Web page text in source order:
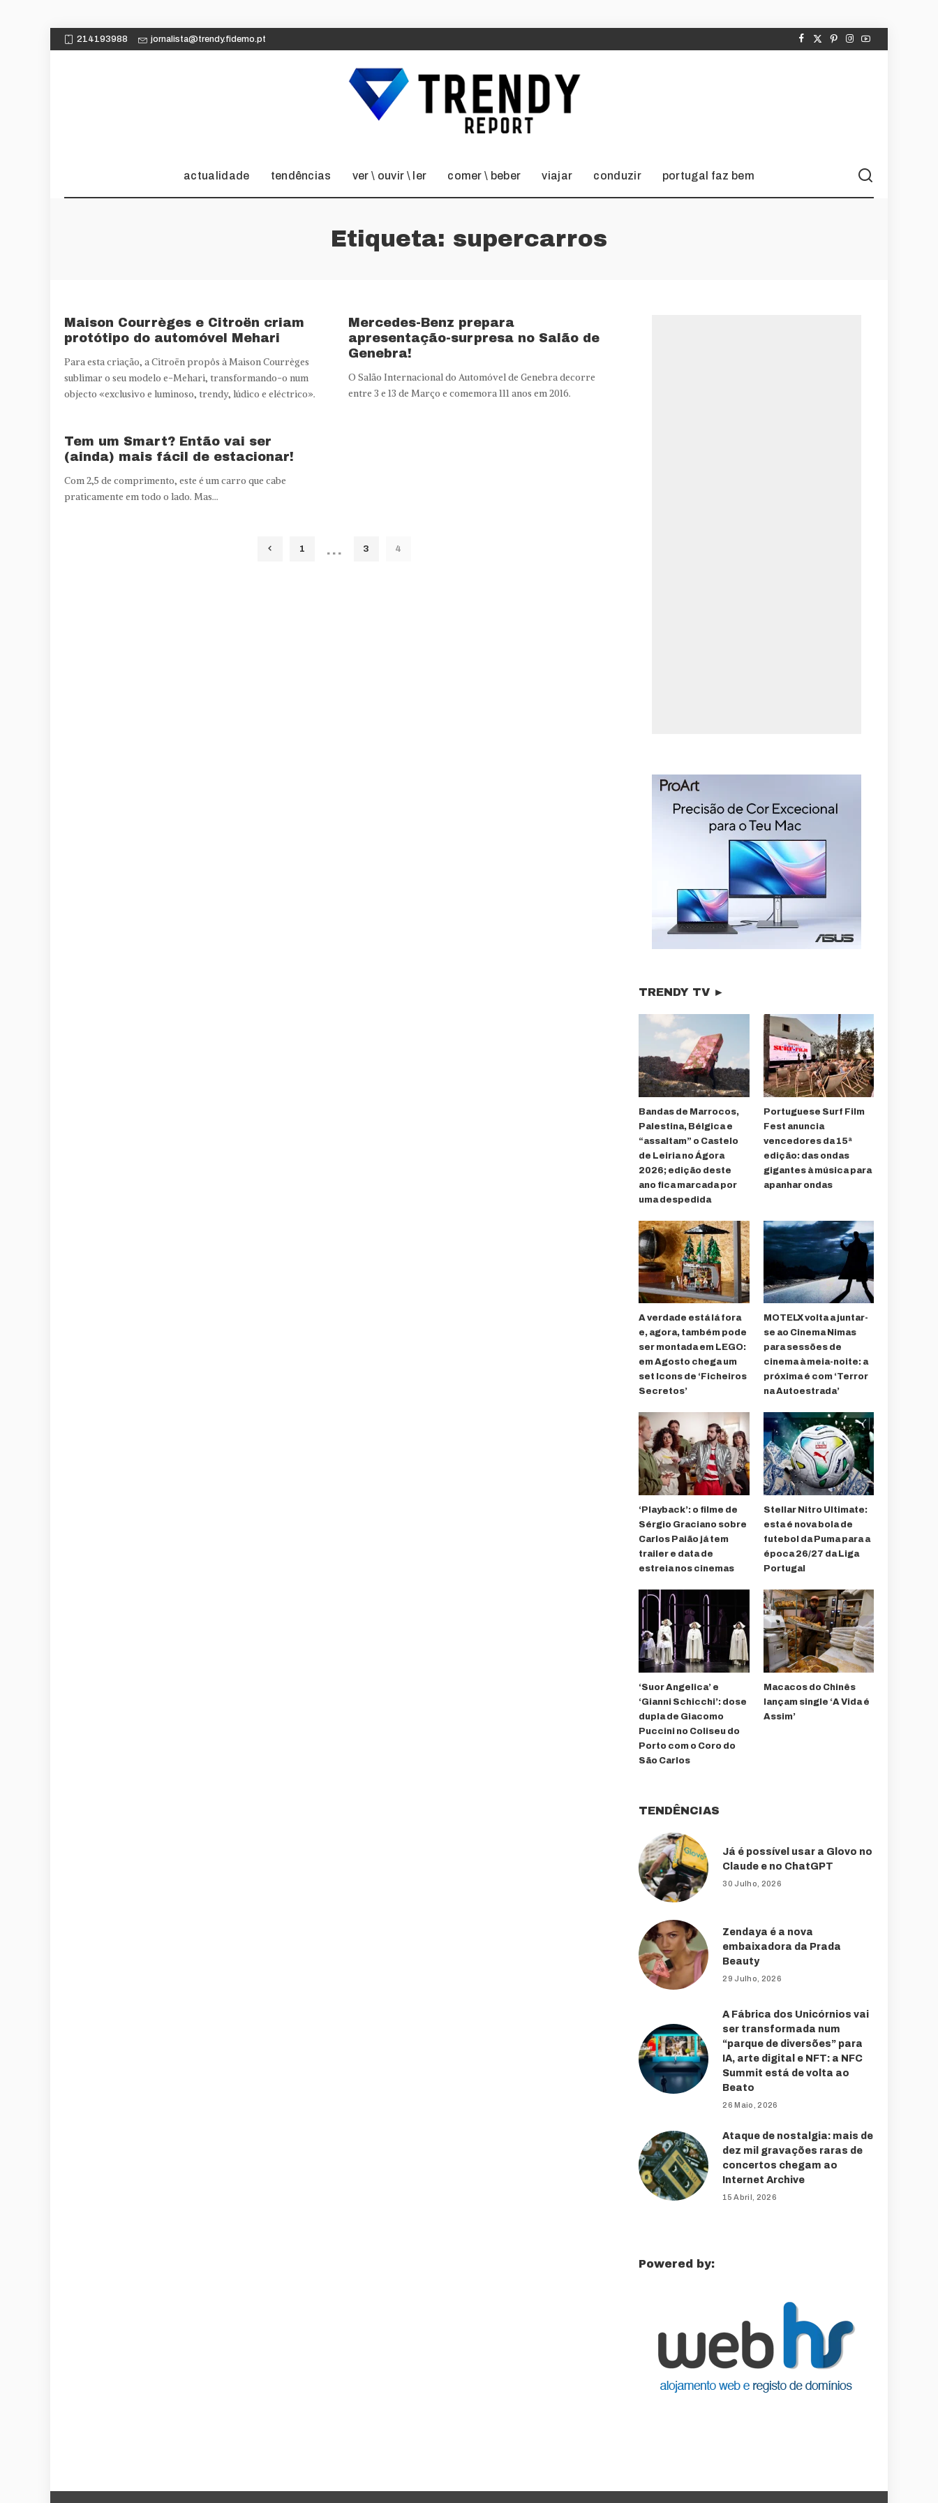
214193988 jornalista@trendy.fidemo.pt
actualidade tendências ver \ ouvir \ ler comer \ beber viajar conduzir portugal faz bem
Etiqueta: supercarros
Maison Courrèges e Citroën criam
protótipo do automóvel Mehari
Para esta criação, a Citroën propôs à Maison Courrèges
sublimar o seu modelo e-Mehari, transformando-o num
objecto «exclusivo e luminoso, trendy, lúdico e eléctrico».
Mercedes-Benz prepara
apresentação-surpresa no Salão de
Genebra!
O Salão Internacional do Automóvel de Genebra decorre
entre 3 e 13 de Março e comemora 111 anos em 2016.
Tem um Smart? Então vai ser
(ainda) mais fácil de estacionar!
Com 2,5 de comprimento, este é um carro que cabe
praticamente em todo o lado. Mas...
1 … 3 4
TRENDY TV ►
Bandas de Marrocos,
Palestina, Bélgica e
“assaltam” o Castelo
de Leiria no Ágora
2026; edição deste
ano fica marcada por
uma despedida
Portuguese Surf Film
Fest anuncia
vencedores da 15ª
edição: das ondas
gigantes à música para
apanhar ondas
A verdade está lá fora
e, agora, também pode
ser montada em LEGO:
em Agosto chega um
set Icons de ‘Ficheiros
Secretos’
MOTELX volta a juntar-
se ao Cinema Nimas
para sessões de
cinema à meia-noite: a
próxima é com ‘Terror
na Autoestrada’
‘Playback’: o filme de
Sérgio Graciano sobre
Carlos Paião já tem
trailer e data de
estreia nos cinemas
Stellar Nitro Ultimate:
esta é nova bola de
futebol da Puma para a
época 26/27 da Liga
Portugal
‘Suor Angelica’ e
‘Gianni Schicchi’: dose
dupla de Giacomo
Puccini no Coliseu do
Porto com o Coro do
São Carlos
Macacos do Chinês
lançam single ‘A Vida é
Assim’
TENDÊNCIAS
Já é possível usar a Glovo no
Claude e no ChatGPT
30 Julho, 2026
Zendaya é a nova
embaixadora da Prada
Beauty
29 Julho, 2026
A Fábrica dos Unicórnios vai
ser transformada num
“parque de diversões” para
IA, arte digital e NFT: a NFC
Summit está de volta ao
Beato
26 Maio, 2026
Ataque de nostalgia: mais de
dez mil gravações raras de
concertos chegam ao
Internet Archive
15 Abril, 2026
Powered by: